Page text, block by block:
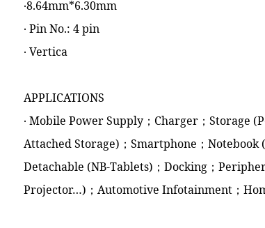
‧8.64mm*6.30mm
‧ Pin No.: 4 pin
‧ Vertica
APPLICATIONS
‧ Mobile Power Supply；Charger；Storage
Attached Storage)；Smartphone；
Detachable (NB-Tablets)；Docking；
Projector…)；Automotive Infotainment；